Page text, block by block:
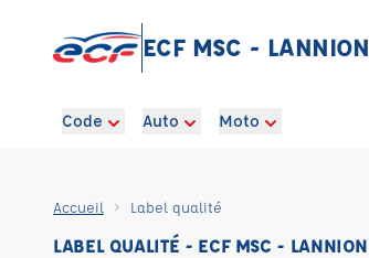
ECF MSC - LANNION
Code Auto Moto
Accueil Label qualité
LABEL QUALITÉ - ECF MSC - LANNION